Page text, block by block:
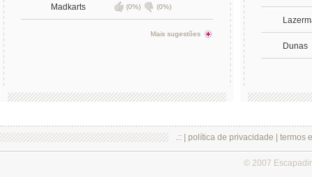
Madkarts (0%) (0%)
Mais sugestões
Dunas
.:: | política de privacidade termos
© 2007